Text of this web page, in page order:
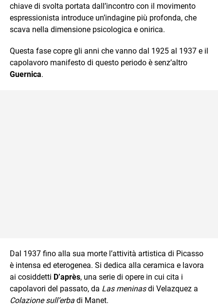
chiave di svolta portata dall’incontro con il movimento
espressionista introduce un’indagine più profonda, che
scava nella dimensione psicologica e onirica.
Questa fase copre gli anni che vanno dal 1925 al 1937 e il
capolavoro manifesto di questo periodo è senz’altro
Guernica.
Dal 1937 fino alla sua morte l’attività artistica di Picasso
è intensa ed eterogenea. Si dedica alla ceramica e lavora
ai cosiddetti D’après, una serie di opere in cui cita i
capolavori del passato, da Las meninasdi Velazquez a
Colazione sull’erba di Manet.